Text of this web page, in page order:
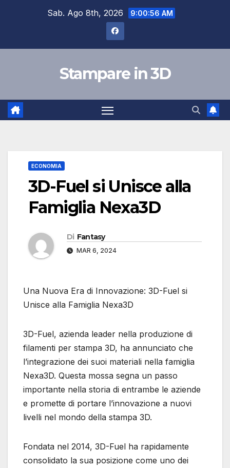
Sab. Ago 8th, 2026 9:00:57 AM
Stampare in 3D
ECONOMIA
3D-Fuel si Unisce alla
Famiglia Nexa3D
Di Fantasy
MAR 6, 2024
Una Nuova Era di Innovazione: 3D-Fuel si
Unisce alla Famiglia Nexa3D
3D-Fuel, azienda leader nella produzione di
filamenti per stampa 3D, ha annunciato che
l’integrazione dei suoi materiali nella famiglia
Nexa3D. Questa mossa segna un passo
importante nella storia di entrambe le aziende
e promette di portare l’innovazione a nuovi
livelli nel mondo della stampa 3D.
Fondata nel 2014, 3D-Fuel ha rapidamente
consolidato la sua posizione come uno dei